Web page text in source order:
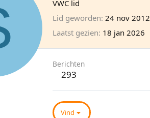
VWC lid
Lid geworden 24 nov 2012
Laatst gezien 18 jan 2026
Berichten
293
Vind